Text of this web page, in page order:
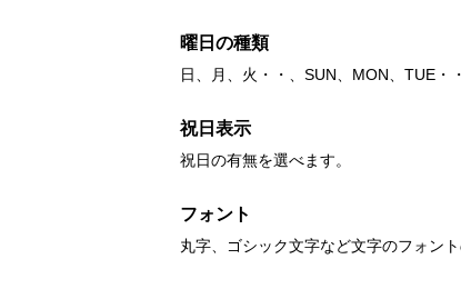
曜日の種類
日、月、火・・、SUN、MON、TUE・
祝日表示
祝日の有無を選べます。
フォント
丸字、ゴシック文字など文字のフォント